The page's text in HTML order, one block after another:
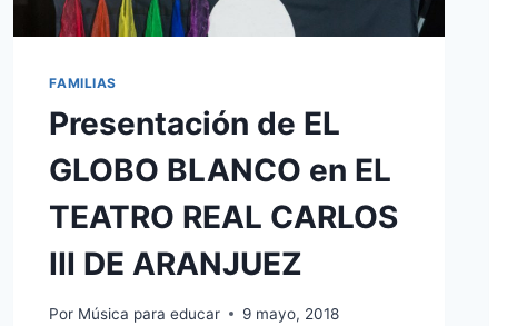
FAMILIAS
Presentación de EL
GLOBO BLANCO en EL
TEATRO REAL CARLOS
III DE ARANJUEZ
Por Música para educar 9 mayo, 2018